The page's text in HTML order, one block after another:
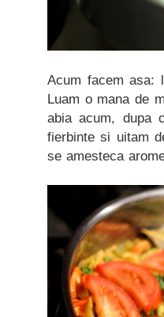
Acum facem asa:
Luam o mana de
abia acum, dupa
fierbinte si uitam
se amesteca